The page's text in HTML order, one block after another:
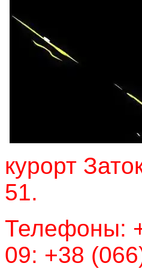
курорт
51.
Телефоны:
09: +38